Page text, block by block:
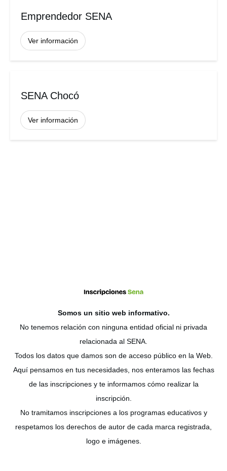
Emprendedor SENA
Ver información
SENA Chocó
Ver información
Somos un sitio web informativo.
No tenemos relación con ninguna entidad oficial ni privada
relacionada al SENA.
Todos los datos que damos son de acceso público en la Web.
Aquí pensamos en tus necesidades, nos enteramos las fechas
de las inscripciones y te informamos cómo realizar la
inscripción.
No tramitamos inscripciones a los programas educativos y
respetamos los derechos de autor de cada marca registrada,
logo e imágenes.